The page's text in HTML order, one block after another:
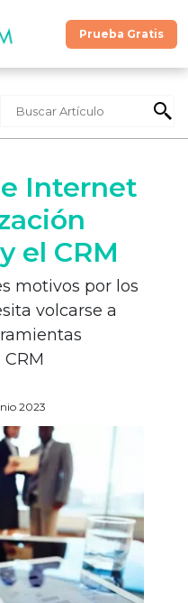
Prueba Gratis
Internet
el CRM
motivos por los
volcarse a
2023